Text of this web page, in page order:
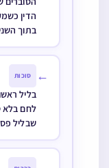
הדין
בתוך
← סוכות
בליל
לחם בלא
שבליל